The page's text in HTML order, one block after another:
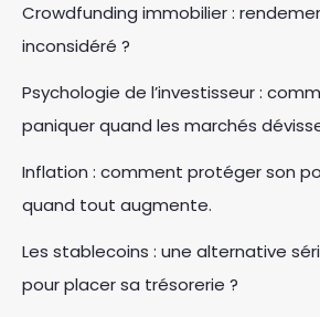
Crowdfunding immobilier :
inconsidéré ?
Psychologie de l’investisseur :
paniquer quand les marchés
Inflation : comment protéger son
quand tout augmente.
Les stablecoins : une alternative
pour placer sa trésorerie ?